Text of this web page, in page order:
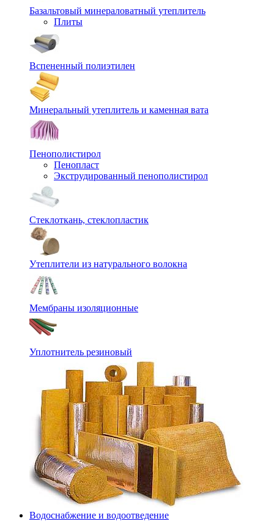
Базальтовый минераловатный утеплитель
Плиты
Вспененный полиэтилен
Минеральный утеплитель и каменная вата
Пенополистирол
Пенопласт
Экструдированный пенополистирол
Стеклоткань, стеклопластик
Утеплители из натурального волокна
Мембраны изоляционные
Уплотнитель резиновый
Водоснабжение и водоотведение